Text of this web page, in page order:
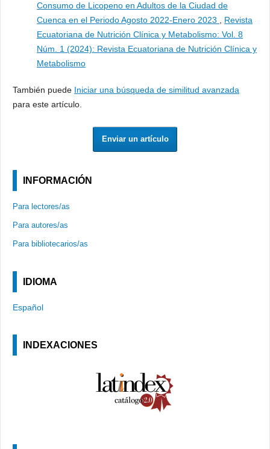
Consumo de Licopeno en Adultos de la Ciudad de
Cuenca en el Periodo Agosto 2022-Enero 2023
Revista
Ecuatoriana de Nutrición Clínica y Metabolismo: Vol. 8
Núm. 1 (2024): Revista Ecuatoriana de Nutrición Clínica y
Metabolismo
También puede Iniciar una búsqueda de similitud avanzada
para este artículo.
Enviar un artículo
INFORMACIÓN
Para lectores/as
Para autores/as
Para bibliotecarios/as
IDIOMA
Español
INDEXACIONES